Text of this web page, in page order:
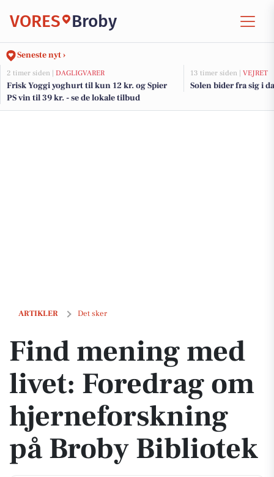
VORES Broby
Seneste nyt ›
2 timer siden | DAGLIGVARER
Frisk Yoggi yoghurt til kun 12 kr. og Spier
PS vin til 39 kr. - se de lokale tilbud
13 timer siden | VEJRET
Solen bider fra sig i
ARTIKLER Det sker
Find mening med livet: Foredrag om hjerneforskning på Broby
Find mening med
livet: Foredrag om
hjerneforskning
på Broby Bibliotek